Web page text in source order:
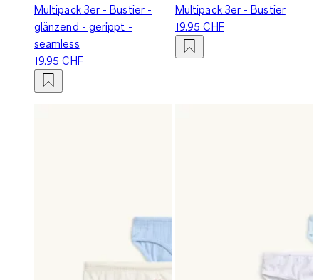
Multipack 3er - Bustier -
glänzend - gerippt -
seamless
19.95 CHF
Multipack 3er - Bustier
19.95 CHF